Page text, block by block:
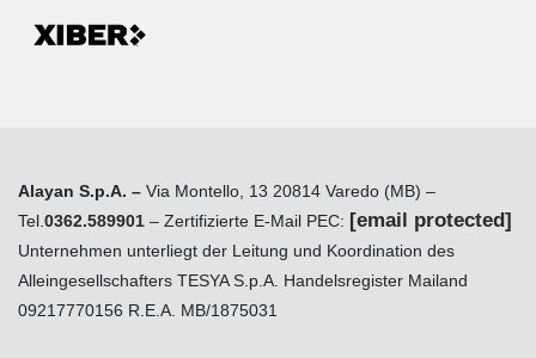
Alayan S.p.A. – Via Montello, 13 20814 Varedo (MB) –
Tel. 0362.589901 – Zertifizierte E-Mail PEC: [email protected]
Unternehmen unterliegt der Leitung und Koordination des
Alleingesellschafters TESYA S.p.A. Handelsregister Mailand
09217770156 R.E.A. MB/1875031